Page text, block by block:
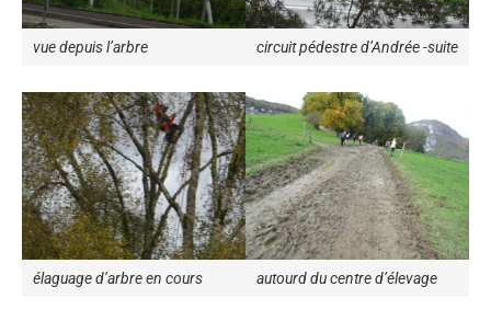
vue depuis l’arbre circuit pédestre d’Andrée -suite
élaguage d’arbre en cours autourd du centre d’élevage